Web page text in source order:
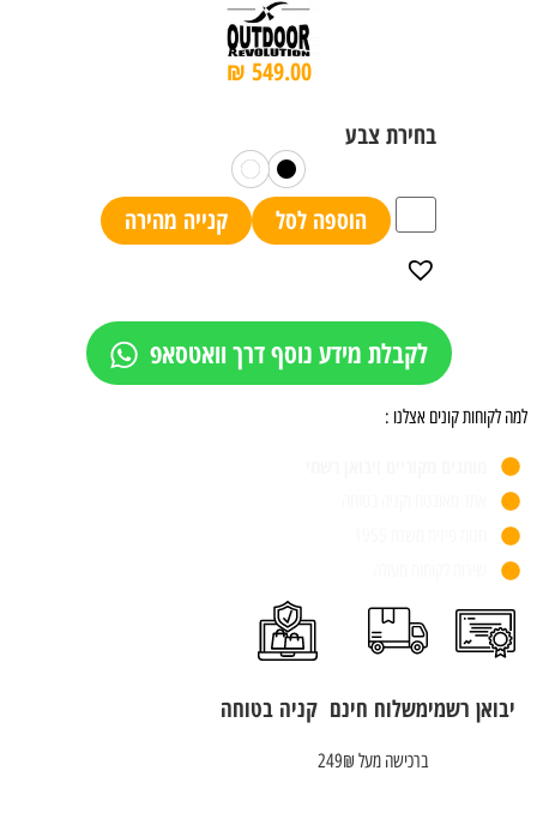
₪ 549.00
הוספה לסל קנייה מהירה
לקבלת מידע נוסף דרך וואטסאפ
למה לקוחות קונים אצלנו :
יבואן רשמימשלוח חינם
ברכישה מעל 249₪
קניה בטוחה